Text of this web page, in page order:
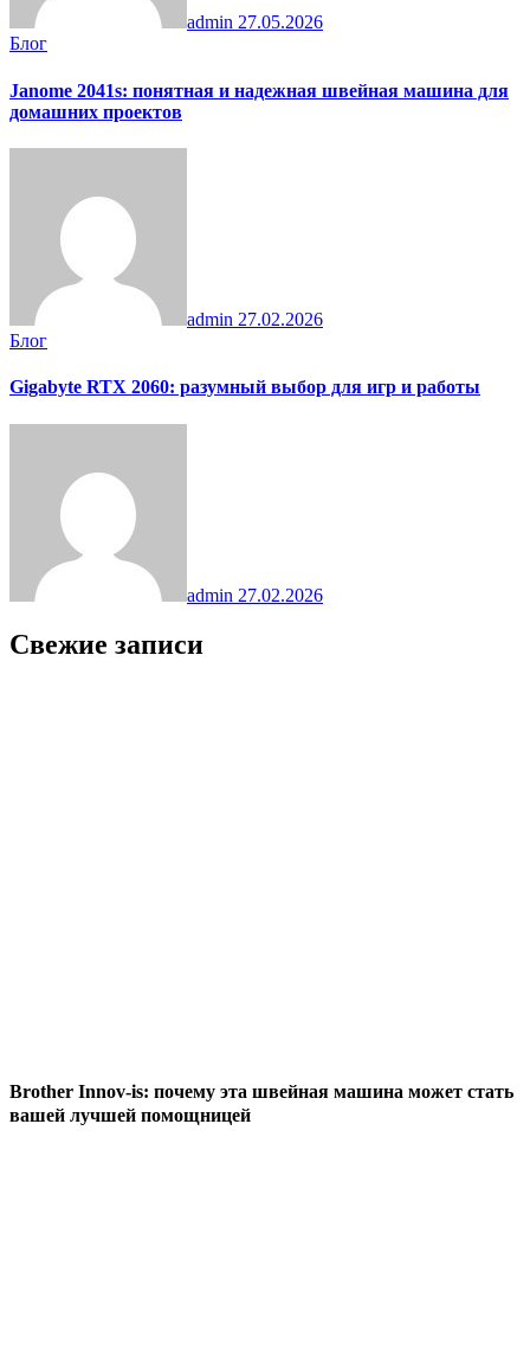
admin 27.05.2026
Блог
Janome 2041s: понятная и надежная швейная машина для
домашних проектов
admin 27.02.2026
Блог
Gigabyte RTX 2060: разумный выбор для игр и работы
admin 27.02.2026
Свежие записи
Brother Innov-is: почему эта швейная машина может стать
вашей лучшей помощницей